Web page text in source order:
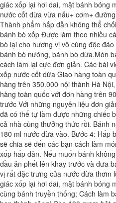
giác xốp lại hơi dai, mặt bánh bóng
nước cốt dừa vừa nấu+ cơm+
Thành phẩm hấp dẫn không thể
bánh bò xốp Được làm theo nhiều
bò lại cho hương vị vô cùng độc
bánh bò nướng, bánh bò dừa.Món
cách làm lại cực đơn giản. Các bài
xốp nước cốt dừa Giao hàng toàn
hàng trên 350.000 nội thành Hà
hàng toàn quốc với đơn hàng trên
trước Với những nguyên liệu đơn
đã có thể tự làm được những chiếc
cả nhà cùng thưởng thức rồi. Bánh
180 ml nước dừa vào. Bước 4: Hấp
sẽ chia sẽ đến các bạn cách làm
xốp hấp dẫn. Nếu muốn bánh
dầu ăn phết lên khay trước và đưa
vị rất đặc trưng của nước dừa thơm
giác xốp lại hơi dai, mặt bánh bóng
cùng bánh truyền thống; Cách làm